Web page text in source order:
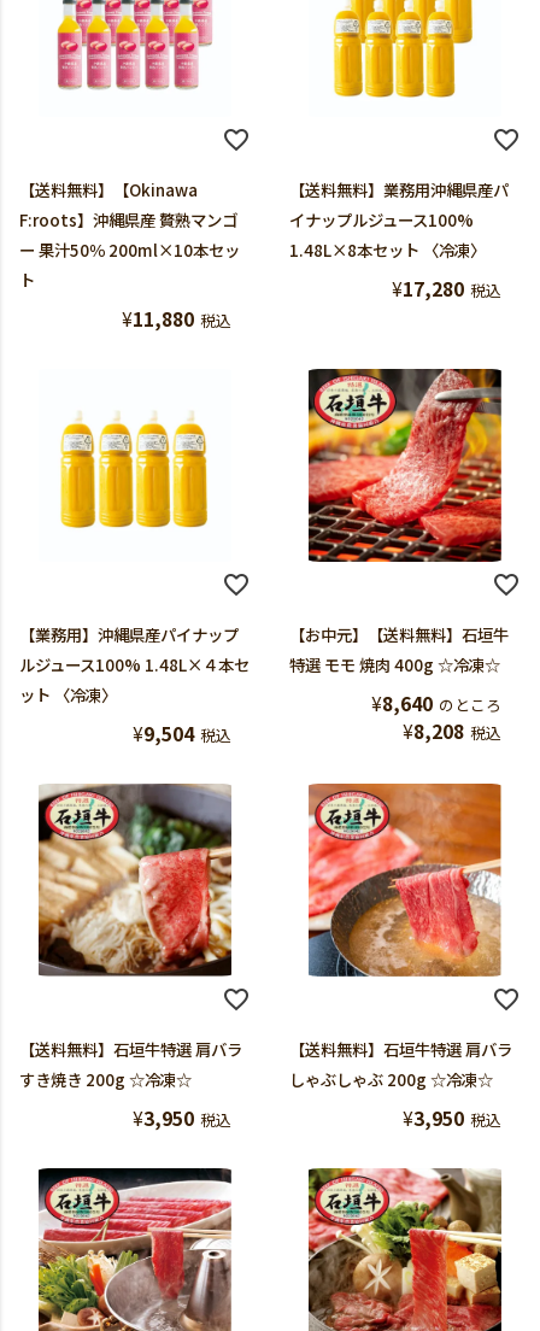
【送料無料】【Okinawa
F:roots】沖縄県産 贅熟マンゴ
ー 果汁50％ 200ml×10本セッ
ト
¥11,880 税込
【送料無料】業務用沖縄県産パ
イナップルジュース100%
1.48L×8本セット 〈冷凍〉
¥17,280 税込
【業務用】沖縄県産パイナップ
ルジュース100% 1.48L×４本セ
ット 〈冷凍〉
¥9,504 税込
【お中元】【送料無料】石垣牛
特選 モモ 焼肉 400g ☆冷凍☆
¥8,640 のところ
¥8,208 税込
【送料無料】石垣牛特選 肩バラ
すき焼き 200g ☆冷凍☆
¥3,950 税込
【送料無料】石垣牛特選 肩バラ
しゃぶしゃぶ 200g ☆冷凍☆
¥3,950 税込